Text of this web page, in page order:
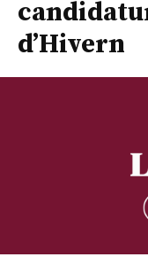
d’Hivern